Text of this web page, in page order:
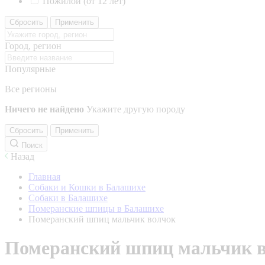
Сбросить Применить
Город, регион
Популярные
Все регионы
Ничего не найдено Укажите другую породу
Сбросить
Применить
Поиск
Назад
Главная
Собаки и Кошки в Балашихе
Собаки в Балашихе
Померанские шпицы в Балашихе
Померанский шпиц мальчик волчок
Померанский шпиц мальчик